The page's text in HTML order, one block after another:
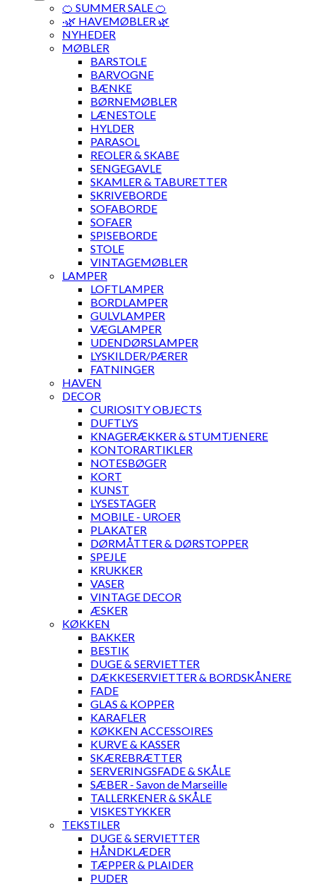
🍊 SUMMER SALE 🍊
·🌿 HAVEMØBLER 🌿
NYHEDER
MØBLER
BARSTOLE
BARVOGNE
BÆNKE
BØRNEMØBLER
LÆNESTOLE
HYLDER
PARASOL
REOLER & SKABE
SENGEGAVLE
SKAMLER & TABURETTER
SKRIVEBORDE
SOFABORDE
SOFAER
SPISEBORDE
STOLE
VINTAGEMØBLER
LAMPER
LOFTLAMPER
BORDLAMPER
GULVLAMPER
VÆGLAMPER
UDENDØRSLAMPER
LYSKILDER/PÆRER
FATNINGER
HAVEN
DECOR
CURIOSITY OBJECTS
DUFTLYS
KNAGERÆKKER & STUMTJENERE
KONTORARTIKLER
NOTESBØGER
KORT
KUNST
LYSESTAGER
MOBILE - UROER
PLAKATER
DØRMÅTTER & DØRSTOPPER
SPEJLE
KRUKKER
VASER
VINTAGE DECOR
ÆSKER
KØKKEN
BAKKER
BESTIK
DUGE & SERVIETTER
DÆKKESERVIETTER & BORDSKÅNERE
FADE
GLAS & KOPPER
KARAFLER
KØKKEN ACCESSOIRES
KURVE & KASSER
SKÆREBRÆTTER
SERVERINGSFADE & SKÅLE
SÆBER - Savon de Marseille
TALLERKENER & SKÅLE
VISKESTYKKER
TEKSTILER
DUGE & SERVIETTER
HÅNDKLÆDER
TÆPPER & PLAIDER
PUDER